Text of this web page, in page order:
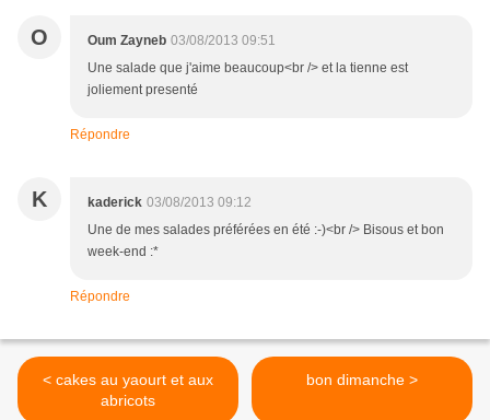
O Oum Zayneb 03/08/2013 09:51
Une salade que j'aime beaucoup<br /> et la tienne est
joliement presenté
Répondre
K kaderick 03/08/2013 09:12
Une de mes salades préférées en été :-)<br /> Bisous et bon
week-end :*
Répondre
< cakes au yaourt et aux
abricots
bon dimanche >